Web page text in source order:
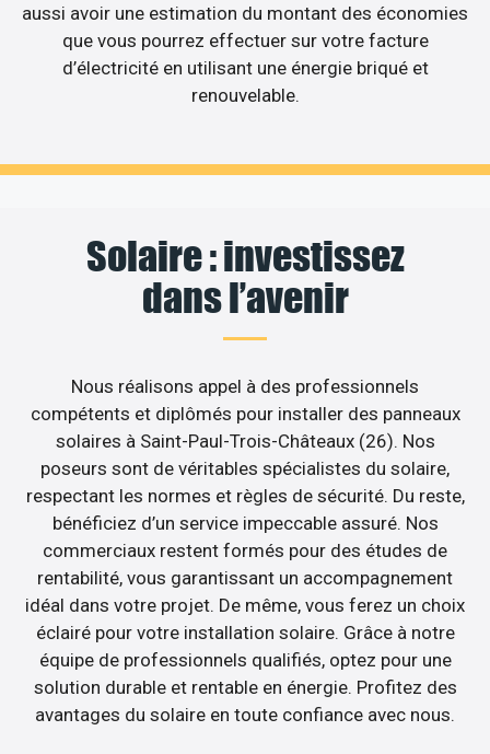
aussi avoir une estimation du montant des économies
que vous pourrez effectuer sur votre facture
d’électricité en utilisant une énergie briqué et
renouvelable.
Solaire : investissez
dans l’avenir
Nous réalisons appel à des professionnels
compétents et diplômés pour installer des panneaux
solaires à Saint-Paul-Trois-Châteaux (26). Nos
poseurs sont de véritables spécialistes du solaire,
respectant les normes et règles de sécurité. Du reste,
bénéficiez d’un service impeccable assuré. Nos
commerciaux restent formés pour des études de
rentabilité, vous garantissant un accompagnement
idéal dans votre projet. De même, vous ferez un choix
éclairé pour votre installation solaire. Grâce à notre
équipe de professionnels qualifiés, optez pour une
solution durable et rentable en énergie. Profitez des
avantages du solaire en toute confiance avec nous.